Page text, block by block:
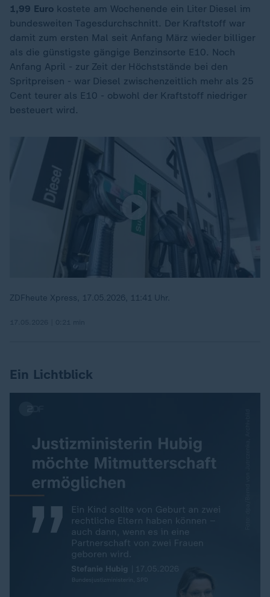
1,99 Euro kostete am Wochenende ein Liter Diesel im
bundesweiten Tagesdurchschnitt. Der Kraftstoff war
damit zum ersten Mal seit Anfang März wieder billiger
als die günstigste gängige Benzinsorte E10. Noch
Anfang April - zur Zeit der Höchststände bei den
Spritpreisen - war Diesel zwischenzeitlich mehr als 25
Cent teurer als E10 - obwohl der Kraftstoff niedriger
besteuert wird.
ZDFheute Xpress, 17.05.2026, 11:41 Uhr.
Ein Lichtblick